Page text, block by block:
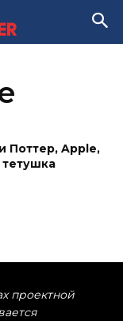
Поттер, Apple,
проектной